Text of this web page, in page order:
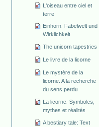
L'oiseau entre ciel et
terre
Einhorn. Fabelwelt und
Wirklichkeit
The unicorn tapestries
Le livre de la licorne
Le mystère de la
licorne. A la recherche
du sens perdu
La licorne. Symboles,
mythes et réalités
A bestiary tale: Text